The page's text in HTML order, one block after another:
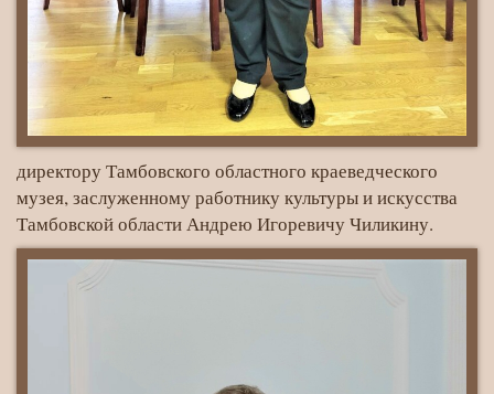
директору Тамбовского областного краеведческого
музея, заслуженному работнику культуры и искусства
Тамбовской области Андрею Игоревичу Чиликину.